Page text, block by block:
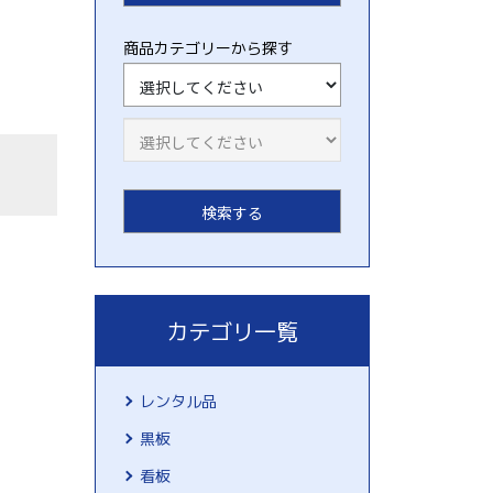
商品カテゴリーから探す
カテゴリ一覧
レンタル品
黒板
看板